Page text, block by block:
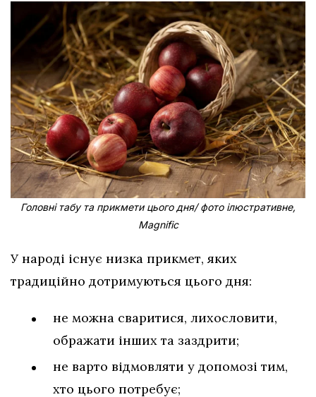
Головні табу та прикмети цього дня/ фото ілюстративне,
Magnific
У народі існує низка прикмет, яких
традиційно дотримуються цього дня:
не можна сваритися, лихословити,
ображати інших та заздрити;
не варто відмовляти у допомозі тим,
хто цього потребує;